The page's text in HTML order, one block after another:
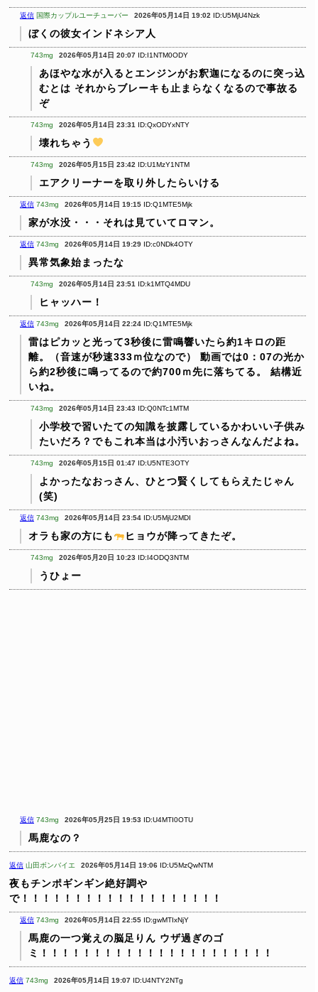
返信 国際カップルユーチューバー 2026年05月14日 19:02 ID:U5MjU4Nzk
ぼくの彼女インドネシア人
743mg 2026年05月14日 20:07 ID:I1NTM0ODY
あほやな水が入るとエンジンがお釈迦になるのに突っ込
むとは それからブレーキも止まらなくなるので事故る
ぞ
743mg 2026年05月14日 23:31 ID:QxODYxNTY
壊れちゃう
743mg 2026年05月15日 23:42 ID:U1MzY1NTM
エアクリーナーを取り外したらいける
返信 743mg 2026年05月14日 19:15 ID:Q1MTE5Mjk
家が水没・・・それは見ていてロマン。
返信 743mg 2026年05月14日 19:29 ID:c0NDk4OTY
異常気象始まったな
743mg 2026年05月14日 23:51 ID:k1MTQ4MDU
ヒャッハー！
返信 743mg 2026年05月14日 22:24 ID:Q1MTE5Mjk
雷はピカッと光って3秒後に雷鳴響いたら約1キロの距
離。（音速が秒速333ｍ位なので）
動画では0：07の光か
ら約2秒後に鳴ってるので約700ｍ先に落ちてる。
結構近
いね。
743mg 2026年05月14日 23:43 ID:Q0NTc1MTM
小学校で習いたての知識を披露しているかわいい子供み
たいだろ？でもこれ本当は小汚いおっさんなんだよね。
743mg 2026年05月15日 01:47 ID:U5NTE3OTY
よかったなおっさん、ひとつ賢くしてもらえたじゃん
(笑)
返信 743mg 2026年05月14日 23:54 ID:U5MjU2MDI
オラも家の方にも ヒョウが降ってきたぞ。
743mg 2026年05月20日 10:23 ID:I4ODQ3NTM
うひょー
返信 743mg 2026年05月25日 19:53 ID:U4MTI0OTU
馬鹿なの？
返信 山田ボンバイエ 2026年05月14日 19:06 ID:U5MzQwNTM
夜もチンポギンギン絶好調や
で！！！！！！！！！！！！！！！！！！！
返信 743mg 2026年05月14日 22:55 ID:gwMTIxNjY
馬鹿の一つ覚えの脳足りん ウザ過ぎのゴ
ミ！！！！！！！！！！！！！！！！！！！！！！
返信 743mg 2026年05月14日 19:07 ID:U4NTY2NTg